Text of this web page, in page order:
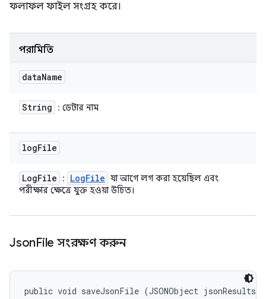
ফলাফল ফাইল সংগ্রহ করে।
পরামিতি
dataName
String : ডেটার নাম
logFile
LogFile : LogFile যা আগে লগ করা হয়েছিল এবং
পরীক্ষার ক্ষেত্রে যুক্ত হওয়া উচিত।
JsonFile সংরক্ষণ করুন
public void saveJsonFile (JSONObject jsonResults)